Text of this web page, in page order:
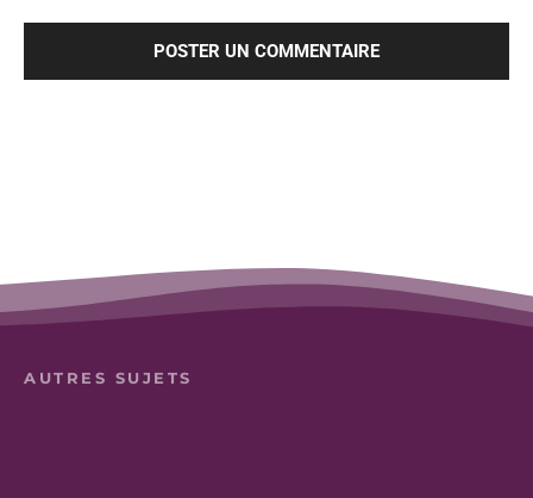
AUTRES SUJETS